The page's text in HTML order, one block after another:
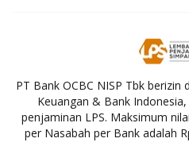
PT Bank OCBC NISP Tbk berizin
Keuangan & Bank
penjaminan LPS. Maksimum
per Nasabah per Bank adalah